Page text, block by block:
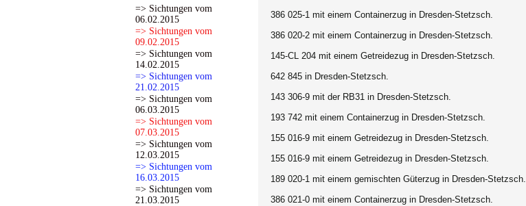
=> Sichtungen vom
06.02.2015
=> Sichtungen vom
09.02.2015
=> Sichtungen vom
14.02.2015
=> Sichtungen vom
21.02.2015
=> Sichtungen vom
06.03.2015
=> Sichtungen vom
07.03.2015
=> Sichtungen vom
12.03.2015
=> Sichtungen vom
16.03.2015
=> Sichtungen vom
21.03.2015
386 025-1 mit einem Containerzug in Dresden-Stetzsch.
386 020-2 mit einem Containerzug in Dresden-Stetzsch.
145-CL 204 mit einem Getreidezug in Dresden-Stetzsch.
642 845 in Dresden-Stetzsch.
143 306-9 mit der RB31 in Dresden-Stetzsch.
193 742 mit einem Containerzug in Dresden-Stetzsch.
155 016-9 mit einem Getreidezug in Dresden-Stetzsch.
155 016-9 mit einem Getreidezug in Dresden-Stetzsch.
189 020-1 mit einem gemischten Güterzug in Dresden-Stetzsch.
386 021-0 mit einem Containerzug in Dresden-Stetzsch.